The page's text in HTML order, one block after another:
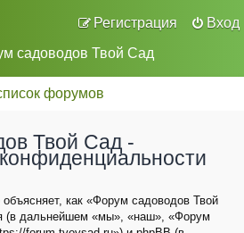
Вход
Регистрация
садоводов Твой Сад
форумов
Твой Сад -
как «Форум садоводов Твой
(в дальнейшем «мы», «наш», «Форум